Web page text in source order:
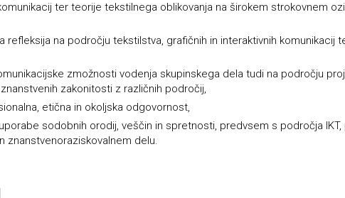
ter teorije tekstilnega oblikovanja na širokem strokovnem
refleksija na področju tekstilstva, grafičnih in interaktivnih komunikacij
zmožnosti vodenja skupinskega dela tudi na področju
zakonitosti z različnih področij,
etična in okoljska odgovornost,
sodobnih orodij, veščin in spretnosti, predvsem s področja IKT,
znanstvenoraziskovalnem delu.